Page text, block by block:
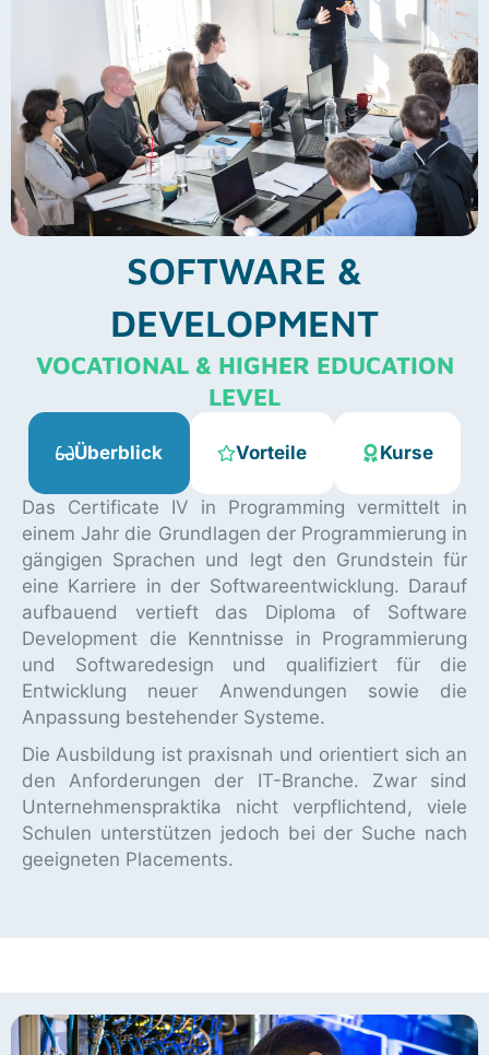
SOFTWARE &
DEVELOPMENT
VOCATIONAL & HIGHER EDUCATION
LEVEL
Überblick Vorteile Kurse
Das Certificate IV in Programming vermittelt in
einem Jahr die Grundlagen der Programmierung in
gängigen Sprachen und legt den Grundstein für
eine Karriere in der Softwareentwicklung. Darauf
aufbauend vertieft das Diploma of Software
Development die Kenntnisse in Programmierung
und Softwaredesign und qualifiziert für die
Entwicklung neuer Anwendungen sowie die
Anpassung bestehender Systeme.
Die Ausbildung ist praxisnah und orientiert sich an
den Anforderungen der IT-Branche. Zwar sind
Unternehmenspraktika nicht verpflichtend, viele
Schulen unterstützen jedoch bei der Suche nach
geeigneten Placements.